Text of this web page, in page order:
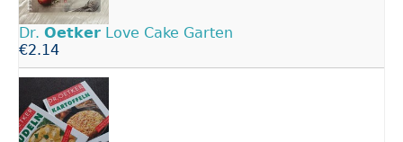
Dr. Oetker Love Cake Garten
€2.14